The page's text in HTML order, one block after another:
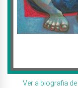
Ver a biografia de